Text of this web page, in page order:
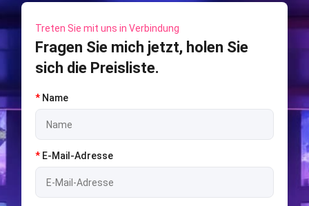
Treten Sie mit uns in Verbindung
Fragen Sie mich jetzt, holen Sie
sich die Preisliste.
* Name
* E-Mail-Adresse